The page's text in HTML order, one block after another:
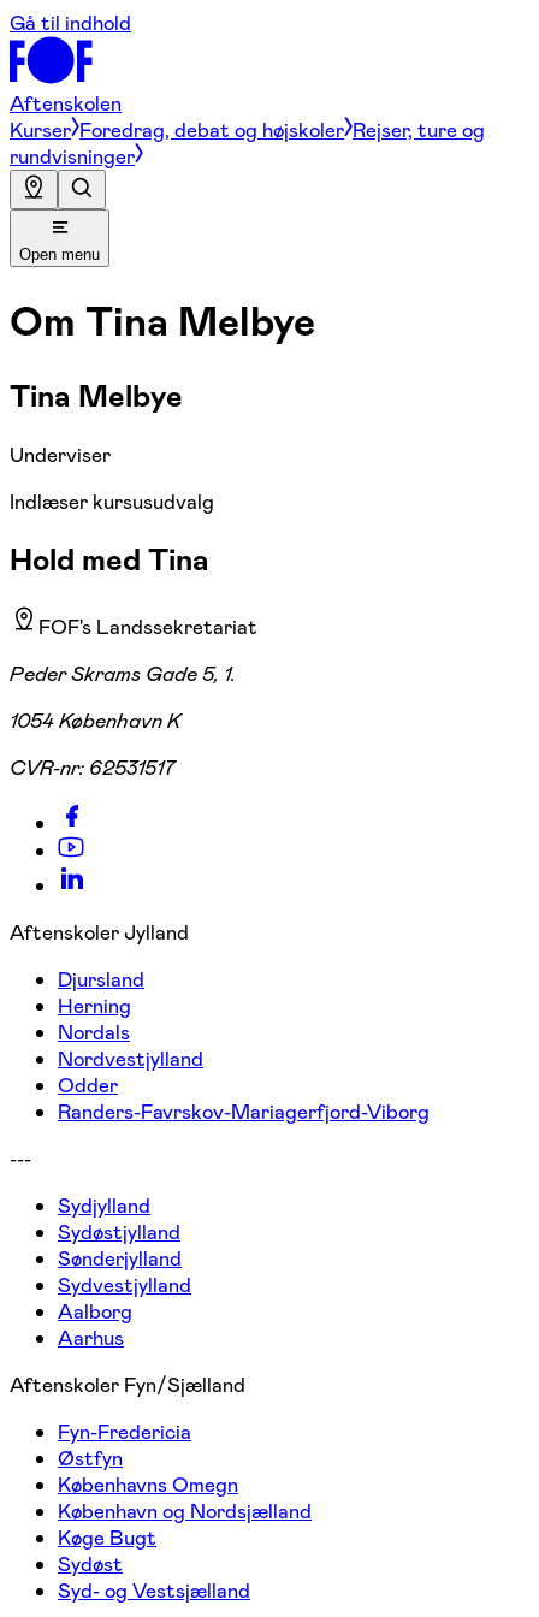
Gå til indhold
Aftenskolen
Kurser Foredrag, debat og højskoler Rejser, ture og
rundvisninger
Open menu
Om Tina Melbye
Tina Melbye
Underviser
Indlæser kursusudvalg
Hold med Tina
FOF's Landssekretariat
Peder Skrams Gade 5, 1.
1054 København K
CVR-nr: 62531517
Aftenskoler Jylland
Djursland
Herning
Nordals
Nordvestjylland
Odder
Randers-Favrskov-Mariagerfjord-Viborg
---
Sydjylland
Sydøstjylland
Sønderjylland
Sydvestjylland
Aalborg
Aarhus
Aftenskoler Fyn/Sjælland
Fyn-Fredericia
Østfyn
Københavns Omegn
København og Nordsjælland
Køge Bugt
Sydøst
Syd- og Vestsjælland